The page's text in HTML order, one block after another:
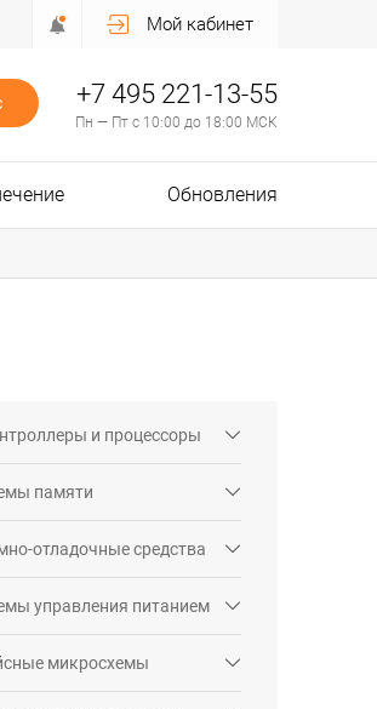
Мой кабинет
+7 495 221-13-55
Пн — Пт с 10:00 до 18:00 МСК
Обновления
и процессоры
памяти
отладочные средства
управления питанием
микросхемы